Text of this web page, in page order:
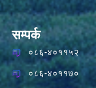
सम्पर्क
०८६-४०११५२
०८६-४०११७०